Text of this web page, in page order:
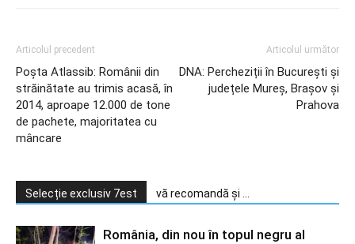
Articolul precedent
Poșta Atlassib: Românii din
străinătate au trimis acasă, în
2014, aproape 12.000 de tone
de pachete, majoritatea cu
mâncare
Articolul următor
DNA: Percheziții în București și
județele Mureș, Brașov și
Prahova
Selecție exclusiv 7est vă recomandă și ...
România, din nou în topul negru al